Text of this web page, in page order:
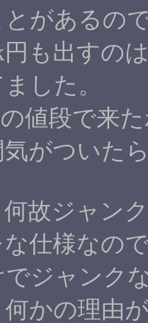
があるの
円も出すの
した。
値段で来
がついた
故ジャン
仕様なの
でジャンク
かの理由